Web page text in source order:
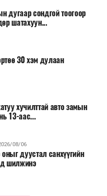
дугаар сондгой тоогоор
шатахуун...
30 хэм дулаан
хучилттай авто замын
13-аас...
08/06
дуустал санхүүгийн
шилжинэ